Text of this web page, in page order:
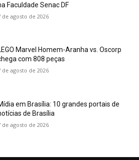
Faculdade Senac DF
de agosto de 2026
Marvel Homem-Aranha vs. Oscorp
com 808 peças
de agosto de 2026
em Brasília: 10 grandes portais de
de Brasília
de agosto de 2026